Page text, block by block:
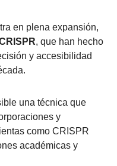
en plena expansión,
, que han hecho
y accesibilidad
una técnica que
y
como CRISPR
académicas y